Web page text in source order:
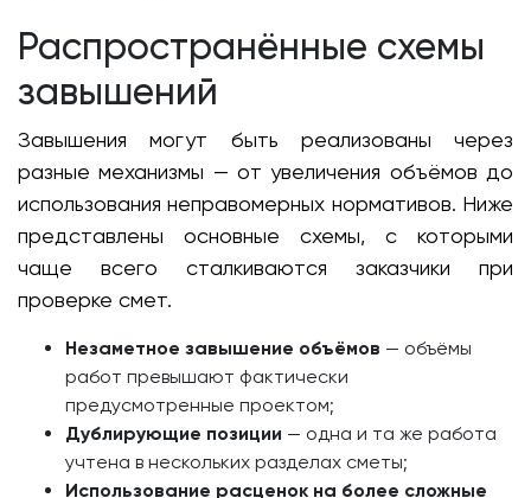
Распространённые схемы
завышений
Завышения могут быть реализованы через
разные механизмы — от увеличения объёмов до
использования неправомерных нормативов. Ниже
представлены основные схемы, с которыми
чаще всего сталкиваются заказчики при
проверке смет.
Незаметное завышение объёмов — объёмы
работ превышают фактически
предусмотренные проектом;
Дублирующие позиции — одна и та же работа
учтена в нескольких разделах сметы;
Использование расценок на более сложные